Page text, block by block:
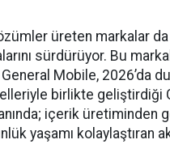
üreten markalar
sürdürüyor. Bu
General Mobile, 2026’da
birlikte geliştirdiği
içerik üretiminden
yaşamı kolaylaştıran